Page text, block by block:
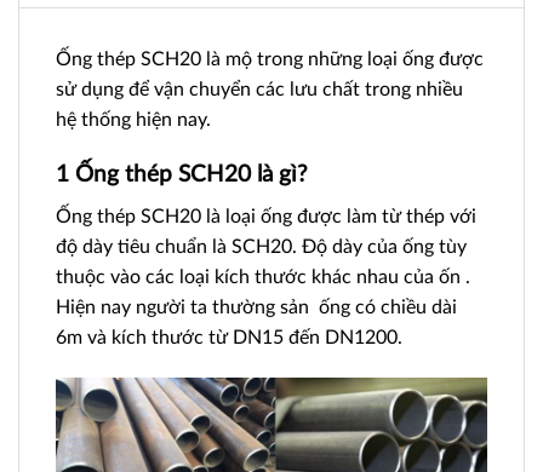
Ống thép SCH20 là mộ trong những loại ống được
sử dụng để vận chuyển các lưu chất trong nhiều
hệ thống hiện nay.
1 Ống thép SCH20 là gì?
Ống thép SCH20 là loại ống được làm từ thép với
độ dày tiêu chuẩn là SCH20. Độ dày của ống tùy
thuộc vào các loại kích thước khác nhau của ốn .
Hiện nay người ta thường sản ống có chiều dài
6m và kích thước từ DN15 đến DN1200.